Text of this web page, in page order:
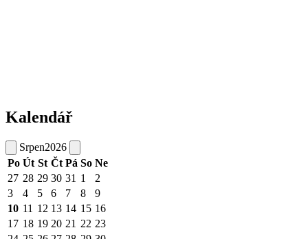
Kalendář
Srpen2026
Po Út St Čt Pá So Ne
27 28 29 30 31 1
2
3
4 5 6 7 8
9
10 11 12 13 14 15 16
17 18 19 20 21 22 23